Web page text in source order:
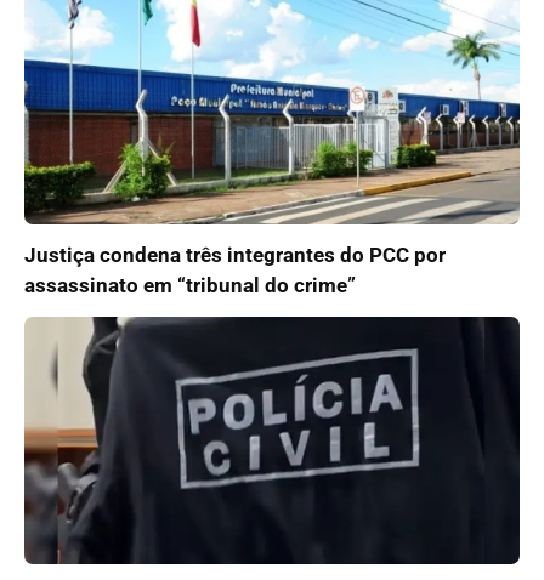
Justiça condena três integrantes do PCC por
assassinato em “tribunal do crime”